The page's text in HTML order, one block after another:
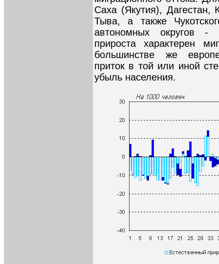
Саха (Якутия), Дагестан,
Тыва, а также
автономных округов -
прироста характерен
большинстве же
приток в той или иной
убыль населения.